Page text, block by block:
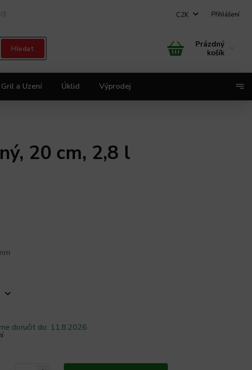
CZK Přihlášení
Hledat
Prázdný
košík
Gril a Uzení Úklid Výprodej
20 cm, 2,8 l
doručit do: 11.8.2026